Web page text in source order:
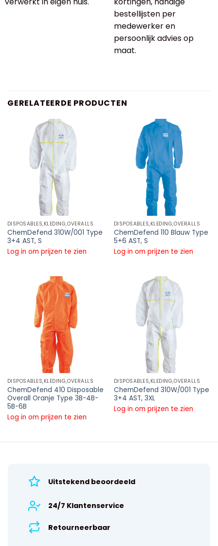
bestellijsten per
medewerker en
persoonlijk advies op
maat.
GERELATEERDE PRODUCTEN
DISPOSABLES,KLEDING,OVERALLS
ChemDefend 310W/001 Type
3+4 AST, S
Log in om prijzen te zien
DISPOSABLES,KLEDING,OVERALLS
ChemDefend 110 Blauw Type
5+6 AST, S
Log in om prijzen te zien
DISPOSABLES,KLEDING,OVERALLS
ChemDefend 410 Disposable
Overall Oranje Type 3B-4B-
5B-6B
Log in om prijzen te zien
DISPOSABLES,KLEDING,OVERALLS
ChemDefend 310W/001 Type
3+4 AST, 3XL
Log in om prijzen te zien
Uitstekend beoordeeld
24/7 Klantenservice
Retourneerbaar